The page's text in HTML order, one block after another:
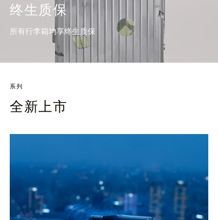
终生质保
所有行李箱均享终生质保
系列
全新上市